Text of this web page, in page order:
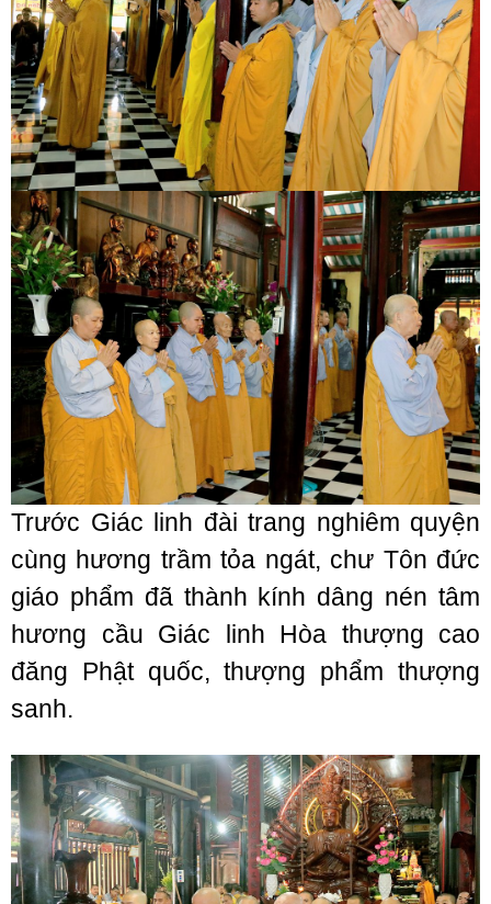
Trước Giác linh đài trang nghiêm quyện
cùng hương trầm tỏa ngát, chư Tôn đức
giáo phẩm đã thành kính dâng nén tâm
hương cầu Giác linh Hòa thượng cao
đăng Phật quốc, thượng phẩm thượng
sanh.